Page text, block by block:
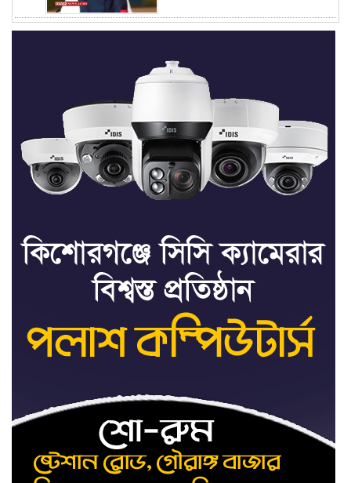
ভাত রান্নার সময় নরম হয়ে গেলে
মৃত্যুদণ্ড বাদ না দেওয়ায়
প্রত্যক্ষদর্শীদের তথ্য দেয়নি
জাতিসংঘ: ট্রাইব্যুনালকে
প্রসিকিউটর
তাড়াইলে রাউতি মানবসেবা
ফাউন্ডেশনের আয়োজনে কাফন-
৪ বিভাগে অতি ভারি বৃষ্টির
সতর্কবার্তা
৯
রাষ্ট্রপতি নির্বাচনের ভোটার
তালিকা পেল ইসি
১০
কিশোরগঞ্জে যথাযোগ্য মর্যাদায়
পালিত হলো ‘জুলাই গণঅভ্যুত্থান
দিবস’